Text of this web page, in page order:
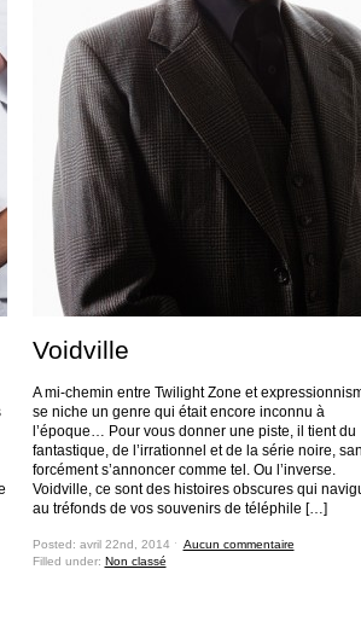
Voidville
A mi-chemin entre Twilight Zone et
se niche un genre qui était encore inconnu à
l’époque… Pour vous donner une piste, il tient du
fantastique, de l’irrationnel et de la série noire,
forcément s’annoncer comme tel. Ou l’inverse.
Voidville, ce sont des histoires obscures qui
au tréfonds de vos souvenirs de téléphile […]
Posted: avril 22nd, 2014 ˑ Aucun commentaire
Filled under: Non classé